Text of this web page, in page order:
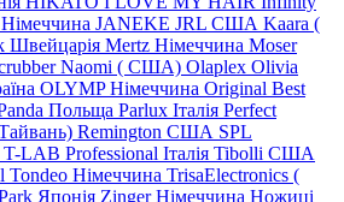
JANEKE JRL США Kaara (
Швейцарія Mertz Німеччина Moser
Naomi ( США) Olaplex Olivia
OLYMP Німеччина Original Best
Польща Parlux Італія Perfect
Remington США SPL
T-LAB Professional Італія Tibolli США
Tondeo Німеччина TrisaElectronics (
Японія Zinger Німеччина Ножиці